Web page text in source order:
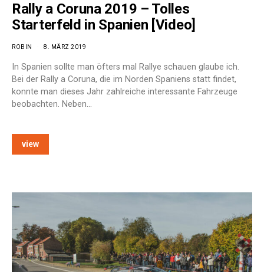
Rally a Coruna 2019 – Tolles
Starterfeld in Spanien [Video]
ROBIN 8. MÄRZ 2019
In Spanien sollte man öfters mal Rallye schauen glaube ich.
Bei der Rally a Coruna, die im Norden Spaniens statt findet,
konnte man dieses Jahr zahlreiche interessante Fahrzeuge
beobachten. Neben…
view